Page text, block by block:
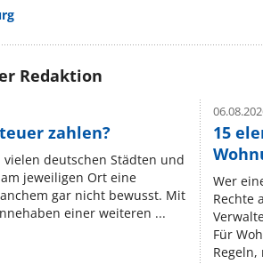
Redaktion
zahlen?
deutschen Städten und
jeweiligen Ort eine
gar nicht bewusst. Mit
einer weiteren ...
15
Wer
Rechte
Für